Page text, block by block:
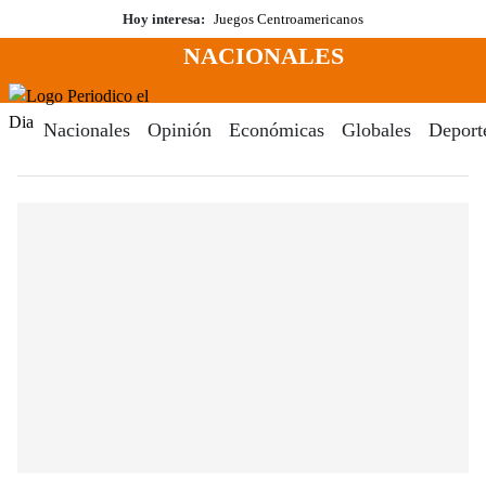
al
Hoy interesa: Juegos Centroamericanos
Menú
NACIONALES
Nacionales Opinión Económicas Globales